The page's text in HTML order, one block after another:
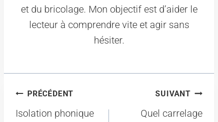
et du bricolage. Mon objectif est d’aider le
lecteur à comprendre vite et agir sans
hésiter.
Navigation
de
PRÉCÉDENT
Isolation phonique
SUIVANT
Quel carrelage